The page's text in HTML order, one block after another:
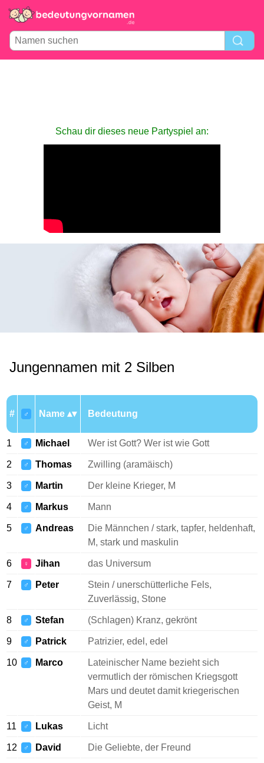
Schau dir dieses neue Partyspiel an:
Jungennamen mit 2 Silben
# ♂ Name Bedeutung
1 ♂ Michael Wer ist Gott? Wer ist wie Gott
2 ♂ Thomas Zwilling (aramäisch)
3 ♂ Martin Der kleine Krieger, M
4 ♂ Markus Mann
5 ♂ Andreas
Die Männchen / stark, tapfer, heldenhaft,
M, stark und maskulin
6 ♀ Jihan das Universum
7 ♂ Peter
Stein / unerschütterliche Fels,
Zuverlässig, Stone
8 ♂ Stefan (Schlagen) Kranz, gekrönt
9 ♂ Patrick Patrizier, edel, edel
10 ♂ Marco
Lateinischer Name bezieht sich
vermutlich der römischen Kriegsgott
Mars und deutet damit kriegerischen
Geist, M
11 ♂ Lukas Licht
12 ♂ David Die Geliebte, der Freund